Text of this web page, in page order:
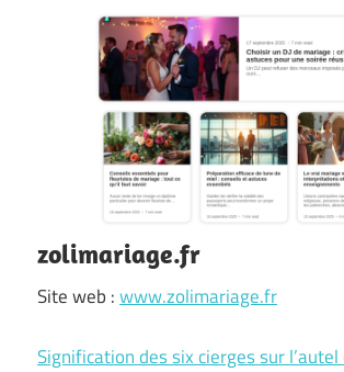
zolimariage.fr
Site web :www.zolimariage.fr
Signification des six cierges sur